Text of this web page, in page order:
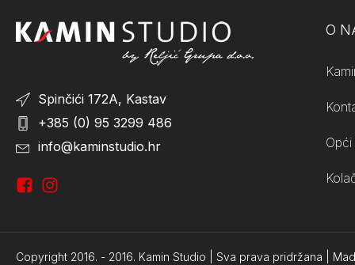
Spinčići 172A, Kastav
+385 (0) 95 3299 486
info@kaminstudio.hr
O
Copyright 2016. - 2016. Kamin Studio | Sva prava pridržana |